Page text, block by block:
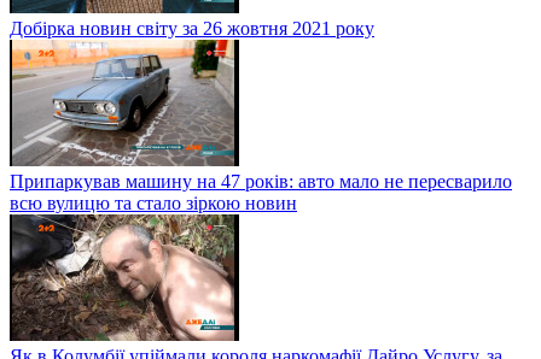
Добірка новин світу за 26 жовтня 2021 року
Припаркував машину на 47 років: авто мало не пересварило
всю вулицю та стало зіркою новин